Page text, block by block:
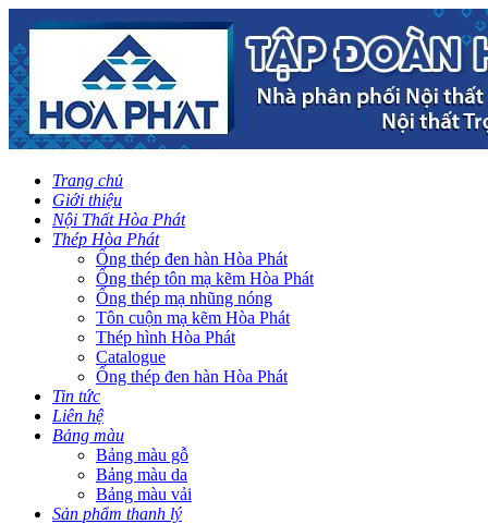
Trang chủ
Giới thiệu
Nội Thất Hòa Phát
Thép Hòa Phát
Ống thép đen hàn Hòa Phát
Ống thép tôn mạ kẽm Hòa Phát
Ống thép mạ nhũng nóng
Tôn cuộn mạ kẽm Hòa Phát
Thép hình Hòa Phát
Catalogue
Ống thép đen hàn Hòa Phát
Tin tức
Liên hệ
Bảng màu
Bảng màu gỗ
Bảng màu da
Bảng màu vải
Sản phẩm thanh lý